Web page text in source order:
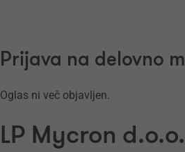
Prijava na delovno
Oglas ni več objavljen.
LP Mycron d.o.o.